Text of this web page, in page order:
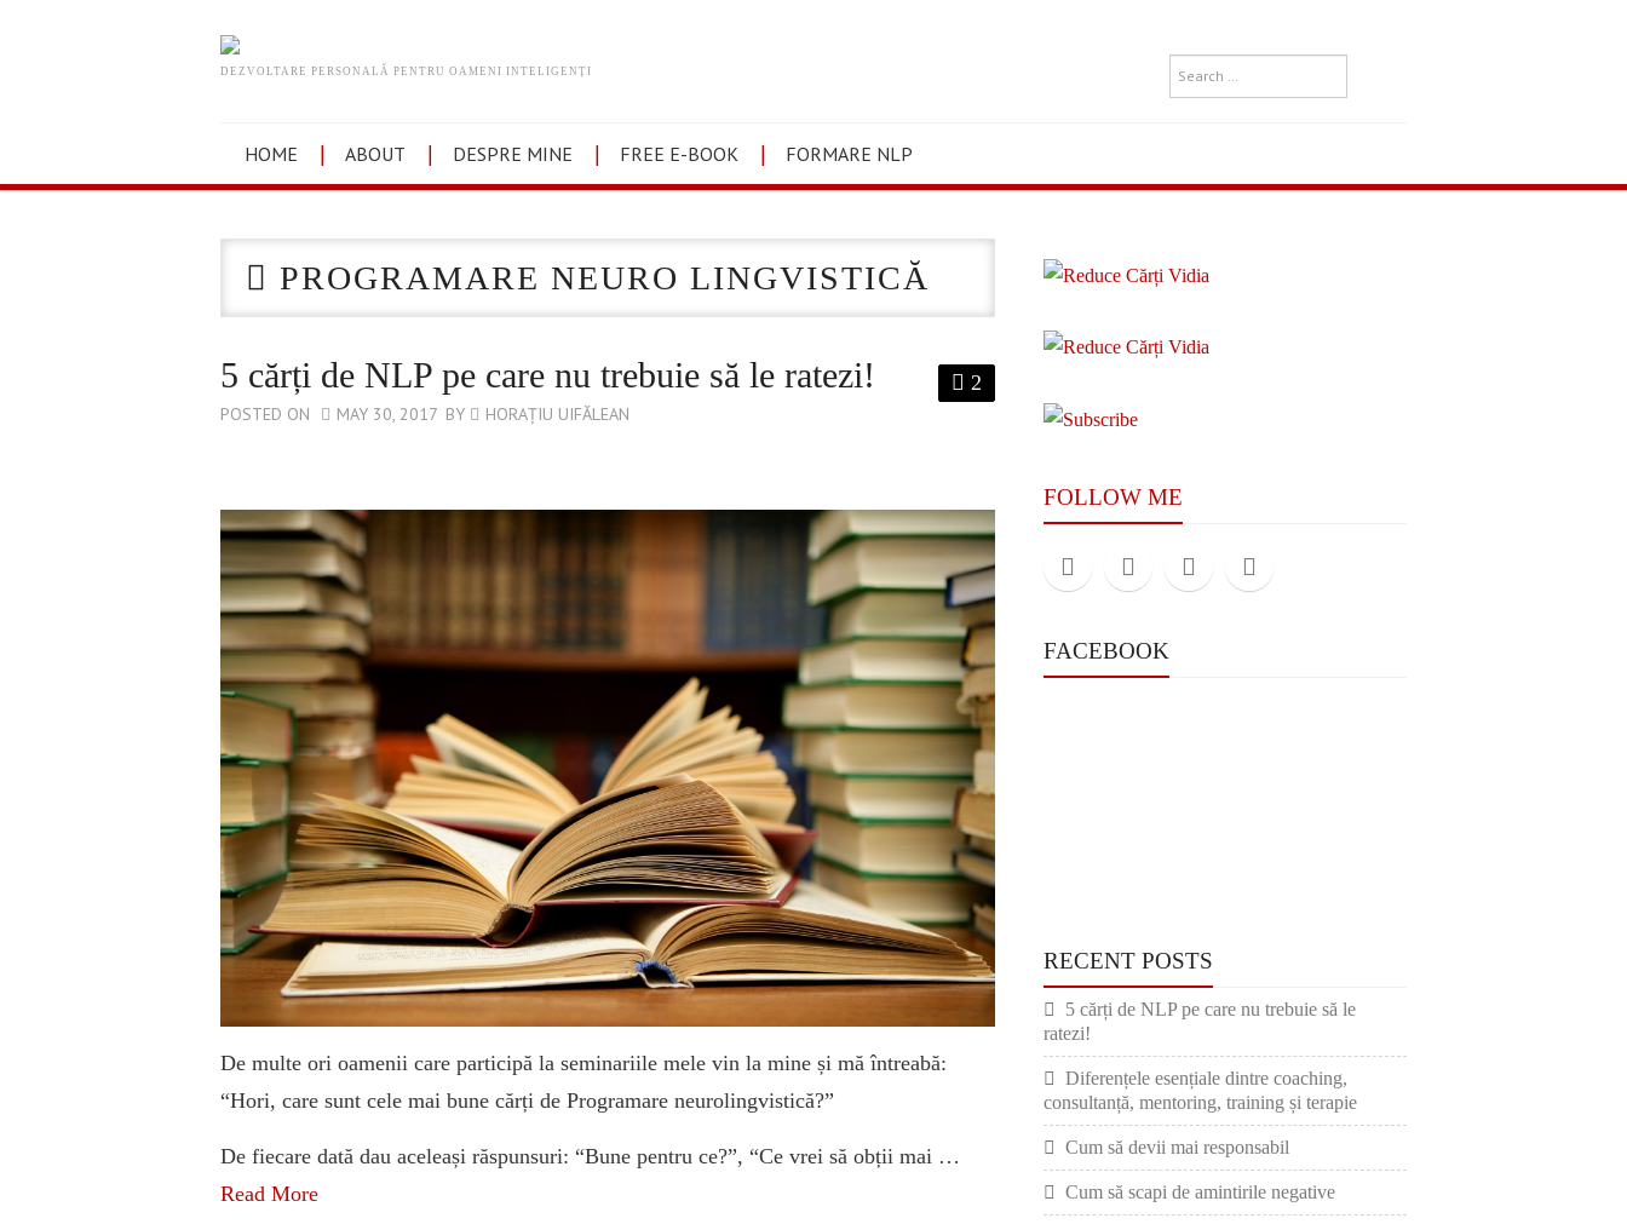
DEZVOLTARE PERSONALĂ PENTRU OAMENI INTELIGENȚI
HOME ABOUT DESPRE MINE FREE E-BOOK FORMARE NLP
PROGRAMARE NEURO LINGVISTICĂ
2
5 cărți de NLP pe care nu trebuie să le ratezi!
POSTED ON MAY 30, 2017 BY HORAȚIU UIFĂLEAN
De multe ori oamenii care participă la seminariile mele vin la mine și mă întreabă:
“Hori, care sunt cele mai bune cărți de Programare neurolingvistică?”
De fiecare dată dau aceleași răspunsuri: “Bune pentru ce?”, “Ce vrei să obții mai …
Read More
FOLLOW ME
FACEBOOK
RECENT POSTS
5 cărți de NLP pe care nu trebuie să le
ratezi!
Diferențele esențiale dintre coaching,
consultanță, mentoring, training și terapie
Cum să devii mai responsabil
Cum să scapi de amintirile negative